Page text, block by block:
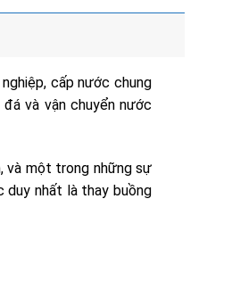
cấp nước chung
và vận chuyển nước
và một trong những sự
duy nhất là thay buồng